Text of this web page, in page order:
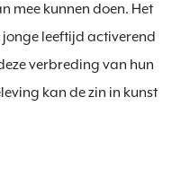
mee kunnen doen. Het
leeftijd activerend
verbreding van hun
kan de zin in kunst